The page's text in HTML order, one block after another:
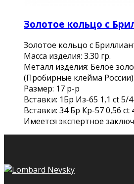
Золотое кольцо с
Золотое кольцо с
Масса изделия: 3.30 гр.
Металл изделия: Белое
(Пробирные клейма России)
Размер: 17 р-р
Вставки: 1Бр Из-65 1,1 ct 5/4
Вставки: 34 Бр Кр-57 0,56 ct
Имеется экспертное